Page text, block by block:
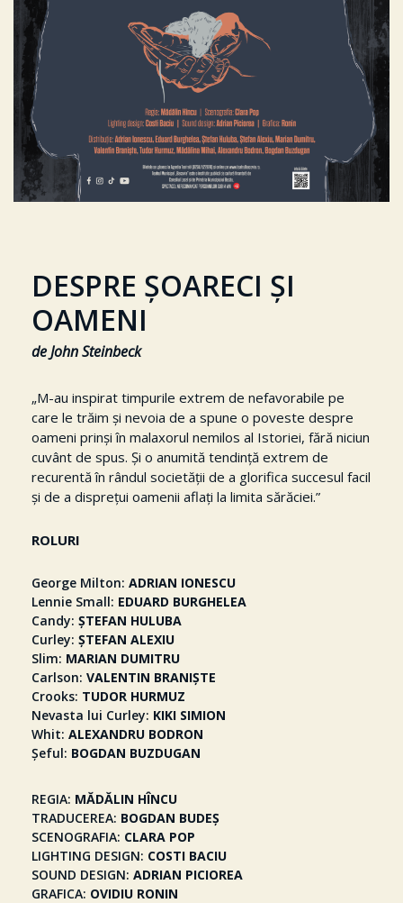
DESPRE ȘOARECI ȘI
OAMENI
de John Steinbeck
„M-au inspirat timpurile extrem de nefavorabile pe
care le trăim și nevoia de a spune o poveste despre
oameni prinși în malaxorul nemilos al Istoriei, fără niciun
cuvânt de spus. Și o anumită tendință extrem de
recurentă în rândul societății de a glorifica succesul facil
și de a disprețui oamenii aflați la limita sărăciei.”
ROLURI
George Milton ADRIAN IONESCU
Lennie Small EDUARD BURGHELEA
Candy ȘTEFAN HULUBA
Curley ȘTEFAN ALEXIU
Slim MARIAN DUMITRU
Carlson VALENTIN BRANIȘTE
Crooks TUDOR HURMUZ
Nevasta lui Curley KIKI SIMION
Whit ALEXANDRU BODRON
Șeful BOGDAN BUZDUGAN
REGIA MĂDĂLIN HÎNCU
TRADUCEREA BOGDAN BUDEȘ
SCENOGRAFIA CLARA POP
LIGHTING DESIGN COSTI BACIU
SOUND DESIGN ADRIAN PICIOREA
GRAFICA OVIDIU RONIN